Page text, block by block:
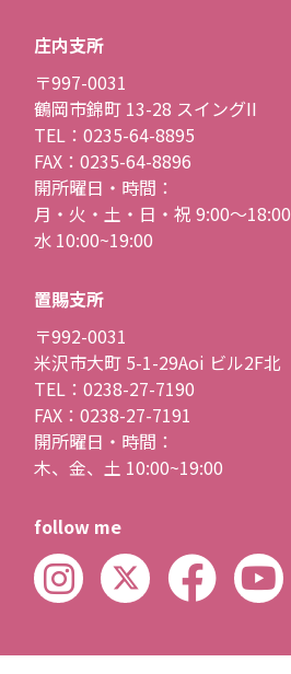
庄内支所
〒997-0031
鶴岡市錦町 13-28 スイングII
TEL：0235-64-8895
FAX：0235-64-8896
開所曜日・時間：
月・火・土・日・祝 9:00〜18:00
水 10:00~19:00
置賜支所
〒992-0031
米沢市大町 5-1-29Aoi ビル2F北
TEL：0238-27-7190
FAX：0238-27-7191
開所曜日・時間：
木、金、土 10:00~19:00
follow me